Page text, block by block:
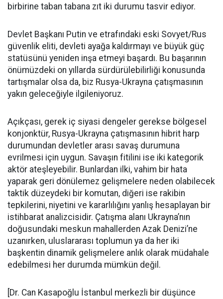
birbirine taban tabana zıt iki durumu tasvir ediyor.
Devlet Başkanı Putin ve etrafındaki eski Sovyet/Rus
güvenlik eliti, devleti ayağa kaldırmayı ve büyük güç
statüsünü yeniden inşa etmeyi başardı. Bu başarının
önümüzdeki on yıllarda sürdürülebilirliği konusunda
tartışmalar olsa da, biz Rusya-Ukrayna çatışmasının
yakın geleceğiyle ilgileniyoruz.
Açıkçası, gerek iç siyasi dengeler gerekse bölgesel
konjonktür, Rusya-Ukrayna çatışmasının hibrit harp
durumundan devletler arası savaş durumuna
evrilmesi için uygun. Savaşın fitilini ise iki kategorik
aktör ateşleyebilir. Bunlardan ilki, vahim bir hata
yaparak geri dönülemez gelişmelere neden olabilecek
taktik düzeydeki bir komutan, diğeri ise rakibin
tepkilerini, niyetini ve kararlılığını yanlış hesaplayan bir
istihbarat analizcisidir. Çatışma alanı Ukrayna’nın
doğusundaki meskun mahallerden Azak Denizi’ne
uzanırken, uluslararası toplumun ya da her iki
başkentin dinamik gelişmelere anlık olarak müdahale
edebilmesi her durumda mümkün değil.
[Dr. Can Kasapoğlu İstanbul merkezli bir düşünce